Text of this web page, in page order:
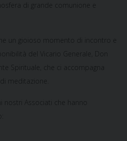
di grande comunione e
un gioioso momento di incontro e
del Vicario Generale, Don
Spirituale, che ci accompagna
meditazione.
Associati che hanno